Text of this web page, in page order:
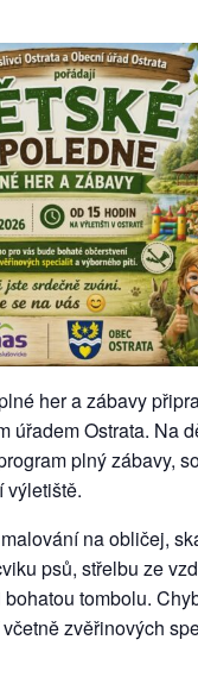
her a zábavy
úřadem Ostrata. Na
plný zábavy,
výletiště.
na obličej,
psů, střelbu ze
tombolu.
zvěřinových